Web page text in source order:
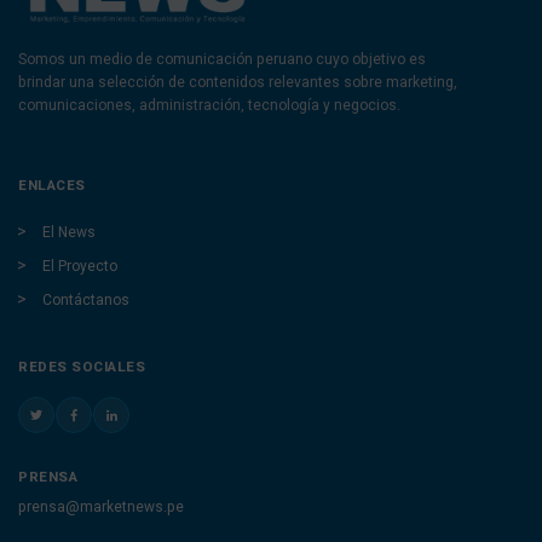
Somos un medio de comunicación peruano cuyo objetivo es
brindar una selección de contenidos relevantes sobre marketing,
comunicaciones, administración, tecnología y negocios.
ENLACES
El News
El Proyecto
Contáctanos
REDES SOCIALES
PRENSA
prensa@marketnews.pe